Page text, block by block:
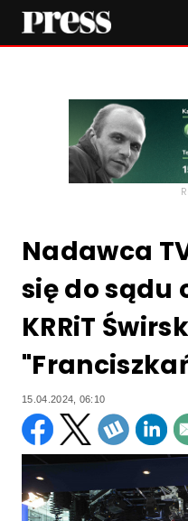
Nadawca
się do sądu
KRRiT
15.04.2024, 06:10